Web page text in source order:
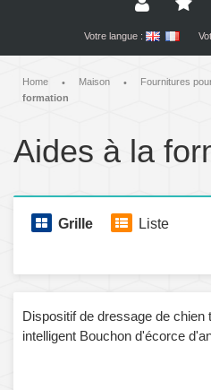
Votre langue :
Home • Maison • Fournitures
formation
Aides à la
Grille Liste
Dispositif de dressage de
intelligent Bouchon d'écorce